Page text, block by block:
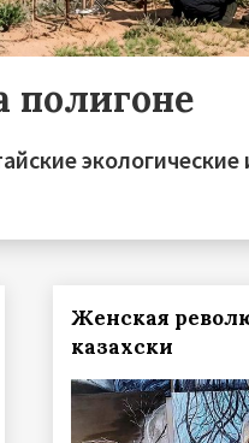
полигоне
Женская
казахски